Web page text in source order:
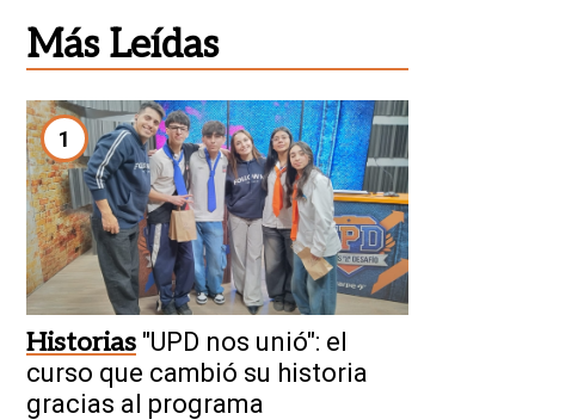
Más Leídas
1
Historias "UPD nos unió": el
curso que cambió su historia
gracias al programa